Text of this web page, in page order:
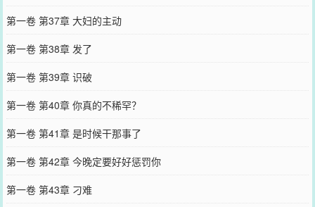
第一卷 第37章 大妇的主动
第一卷 第38章 发了
第一卷 第39章 识破
第一卷 第40章 你真的不稀罕？
第一卷 第41章 是时候干那事了
第一卷 第42章 今晚定要好好惩罚你
第一卷 第43章 刁难